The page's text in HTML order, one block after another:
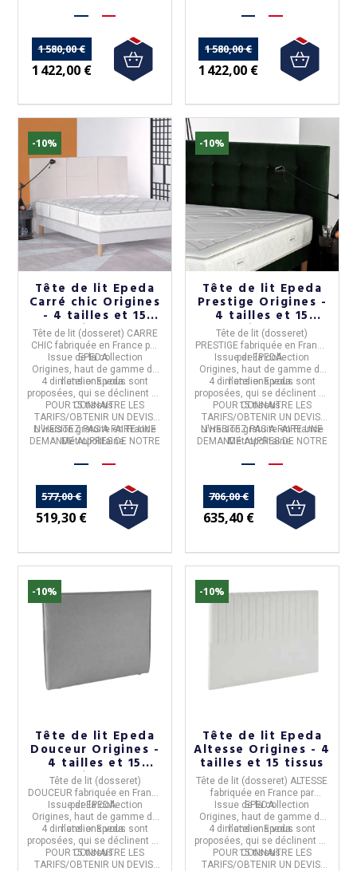
1 580,00 €
1 422,00 €
1 580,00 €
1 422,00 €
-10%
Tête de lit Epeda
Carré chic Origines
- 4 tailles et 15
tissus
Tête de lit (dosseret) CARRE
CHICfabriquée en France par
EPEDA.
Issue de lacollection
Origines , haut de gamme de
l'atelier Epeda.
4 dimensions vous sont
proposées, qui se déclinent en
15 tissus.
POUR CONNAITRE LES
TARIFS/OBTENIR UN DEVIS,
N'HESITEZ PAS A FAIRE UNE
DEMANDE AUPRES DE NOTRE
Livraison gratuite en France
Métropolitaine.
577,00 €
519,30 €
-10%
Tête de lit Epeda
Prestige Origines -
4 tailles et 15
tissus
Tête de lit (dosseret)
PRESTIGEfabriquée en France
parEPEDA.
Issue de lacollection
Origines , haut de gamme de
l'atelier Epeda.
4 dimensions vous sont
proposées, qui se déclinent en
15 tissus.
POUR CONNAITRE LES
TARIFS/OBTENIR UN DEVIS,
N'HESITEZ PAS A FAIRE UNE
DEMANDE AUPRES DE NOTRE
Livraison gratuite en France
Métropolitaine.
706,00 €
635,40 €
-10%
Tête de lit Epeda
Douceur Origines -
4 tailles et 15
tissus
Tête de lit (dosseret)
DOUCEUR fabriquée en France
parEPEDA.
Issue de lacollection
Origines, haut de gamme de
l'atelier Epeda.
4 dimensions vous sont
proposées, qui se déclinent en
15 tissus.
POUR CONNAITRE LES
TARIFS/OBTENIR UN DEVIS,
-10%
Tête de lit Epeda
Altesse Origines - 4
tailles et 15 tissus
Tête de lit (dosseret) ALTESSE
fabriquée en France par
EPEDA.
Issue de lacollection
Origines, haut de gamme de
l'atelier Epeda.
4 dimensions vous sont
proposées, qui se déclinent en
15 tissus.
POUR CONNAITRE LES
TARIFS/OBTENIR UN DEVIS,